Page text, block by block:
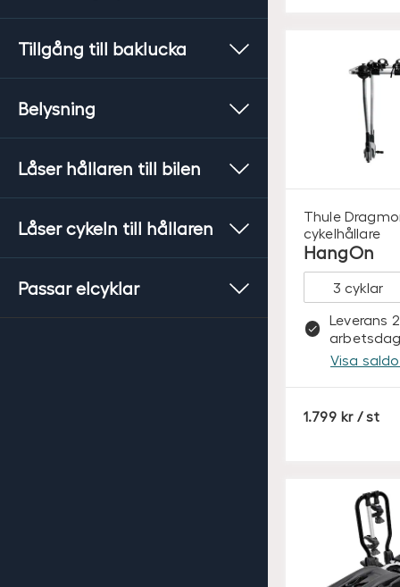
Tillgång till baklucka
Belysning
Låser hållaren till bilen
Låser cykeln till hållaren
Passar elcyklar
Thule
cykelhållare
HangOn
Leverans
Visa
1.799 S / st